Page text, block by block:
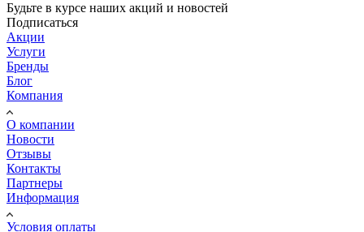
Будьте в курсе наших акций и новостей
Подписаться
Акции
Услуги
Бренды
Блог
Компания
О компании
Новости
Отзывы
Контакты
Партнеры
Информация
Условия оплаты